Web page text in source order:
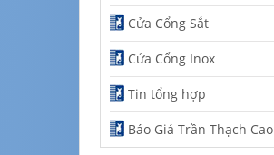
Cửa Cổng Sắt
Cửa Cổng Inox
Tin tổng hợp
Báo Giá Trần Thạch Cao